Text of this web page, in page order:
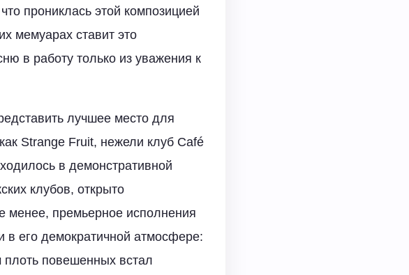
прониклась этой композицией
мемуарах ставит это
в работу только из уважения к
лучшее место для
Strange Fruit, нежели клуб Café
в демонстративной
клубов, открыто
менее, премьерное исполнения
его демократичной атмосфере:
повешенных встал